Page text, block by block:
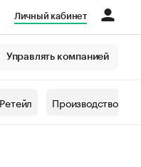
Личный кабинет
Управлять компанией
Ретейл Производство